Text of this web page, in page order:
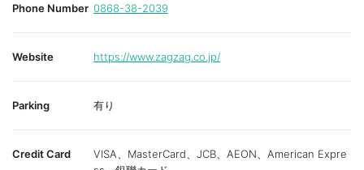
Phone Number 0868-38-2039
Website https://www.zagzag.co.jp/
Parking 有り
Credit Card
VISA、MasterCard、JCB、AEON、American Expre